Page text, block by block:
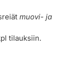
muovi- ja
tilauksiin.